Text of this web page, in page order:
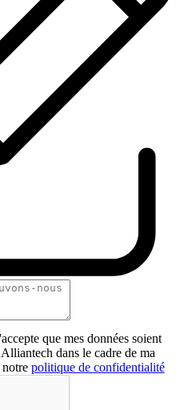
que mes données soient
dans le cadre de ma
politique de confidentialité